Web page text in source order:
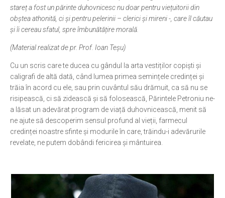
Ortodox în diaspora
Evenimente
Biserici și mănăstiri
Viață curată
Nevoințe contemporane
Familia de azi
Casa curată
Adicții și vindecări
Interviuri
stareț a fost un părinte duhovnicesc nu doar pentru viețuitorii din
obștea athonită, ci și pentru pelerinii – clerici și mireni -, care îl căutau
și îi cereau sfatul, spre îmbunătățire morală.
(Material realizat de pr. Prof. Ioan Teșu)
Cu un scris care te ducea cu gândul la arta vestiților copiști și
caligrafi de altă dată, când lumea primea semințele credinței și
trăia în acord cu ele, sau prin cuvântul său drămuit, ca să nu se
risipească, ci să zidească și să folosească, Părintele Petroniu ne-
a lăsat un adevărat program de viață duhovnicească, menit să
ne ajute să descoperim sensul profund al vieții, farmecul
credinței noastre sfinte și modurile în care, trăindu-i adevărurile
revelate, ne putem dobândi fericirea și mântuirea.